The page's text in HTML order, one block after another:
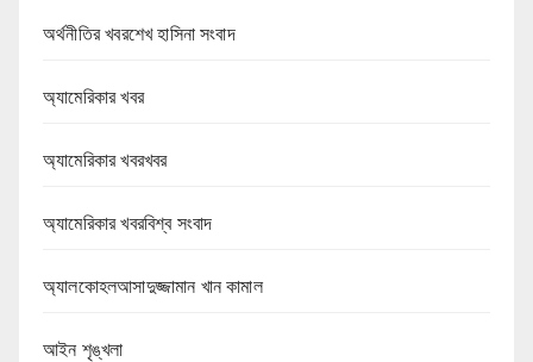
অর্থনীতির খবরশেখ হাসিনা সংবাদ
অ্যামেরিকার খবর
অ্যামেরিকার খবরখবর
অ্যামেরিকার খবরবিশ্ব সংবাদ
অ্যালকোহলআসাদুজ্জামান খান কামাল
আইন শৃঙ্খলা